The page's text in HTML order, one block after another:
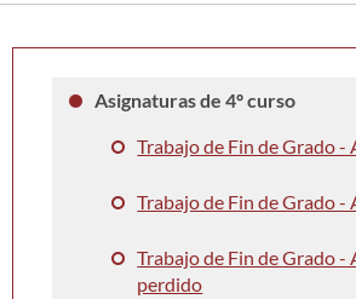
Asignaturas de 4º curso
Trabajo de Fin de Grado -
Trabajo de Fin de Grado
Trabajo de Fin de Grado
perdido